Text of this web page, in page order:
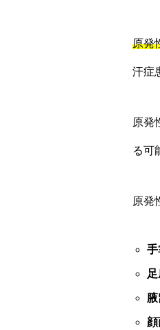
原発
汗症
原発
る可
原発
手
顔